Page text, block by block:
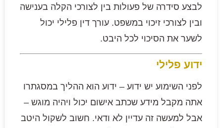
לבצע סידרה של פעולות בין לצורכי הקלה בענישה
ובין לצורכי זיכוי במשפט. עורך דין פלילי יכול
לשער את הסיכוי לכל היבט.
ידוע פלילי
לפני השימוע יש ידוע – ידוע הוא ההליך במסגתרו
אתה מקבל מידע שכתב אישום יכול ויהיה מוגש –
אבל למעשה זה עדיין לא ודאי. חשוב לשקול היטב